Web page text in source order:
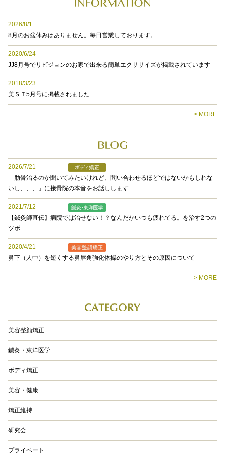
実感するので定期的なメンテナンスには欠かせな
不調の状態に合わせ、鍼での治療もしてくださる
こともあります。
先生と一対一で施術していただけるので周りのこ
お喋りに夢中になってしまいます。
前回の施術から時間が空いても会話を覚えていて
くださるのでコミュニケーション能力も素晴らし
いです。
人体についての知識もしっかりと身に付いてお
り、常に技術向上の為にお勉強されているのだ
な、と感じます。体調不良の際に健康管理の面で
もアドバイスをくださるので、とてもありがたい
です。
予約フォームで、気軽に予約が出来るのも利用し
やすい点の一つです。
あみるいす
半年に1回は再発してたギックリ
腰も
ついでに骨格矯正もして貰い
悩みだったエラ張りがなくなり
小顔になりました((( ⍥ )))‼︎
ありがとうございます！
2026/8/1
8月のお盆休みはありません。毎日営業しております。
2020/6/24
JJ8月号でリビジョンのお家で出来る簡単エクササイズが掲載されています
2018/3/23
美ＳＴ5月号に掲載されました
> MORE
2026/7/21
「肋骨治るのか聞いてみたいけれど、問い合わせるほどではないかもしれな
いし、、、」に接骨院の本音をお話しします
2021/7/12
【鍼灸師直伝】病院では治せない！？なんだかいつも疲れてる。を治す2つの
ツボ
2020/4/21
鼻下（人中）を短くする鼻唇角強化体操のやり方とその原因について
> MORE
美容整顔矯正
鍼灸・東洋医学
ボディ矯正
美容・健康
矯正維持
研究会
プライベート